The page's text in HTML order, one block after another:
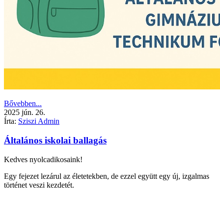
Bővebben...
2025 jún. 26.
Írta: Sziszi Admin
Általános iskolai ballagás
Kedves nyolcadikosaink!
Egy fejezet lezárul az életetekben, de ezzel együtt egy új, izgalmas
történet veszi kezdetét.